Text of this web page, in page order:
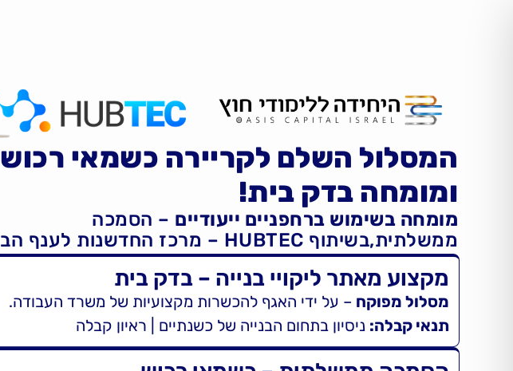
המסלול השלם לקריירה כשמאי רכוש
ומומחה בדק בית!
מומחה בשימוש ברחפניים ייעודיים – הסמכה
ממשלתית,בשיתוף HUBTEC – מרכז החדשנות לענף הבנייה .
מקצוע מאתר ליקויי בנייה – בדק בית
מסלול מפוקח – על ידי האגף להכשרות מקצועיות של משרד העבודה.
תנאי קבלה: ניסיון בתחום הבנייה של כשנתיים | ראיון קבלה